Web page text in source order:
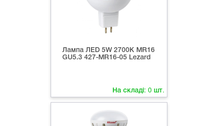
Лампа ЛED 5W 2700К MR16
GU5.3 427-MR16-05 Lezard
На складі: 0 шт.